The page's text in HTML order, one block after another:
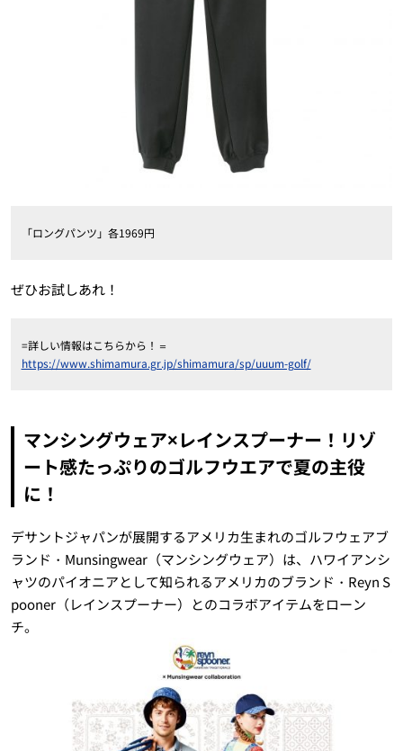
「ロングパンツ」各1969円
ぜひお試しあれ！
=詳しい情報はこちらから！＝
https://www.shimamura.gr.jp/shimamura/sp/uuum-golf/
マンシングウェア×レインスプーナー！リゾ
ート感たっぷりのゴルフウエアで夏の主役
に！
デサントジャパンが展開するアメリカ生まれのゴルフウェアブ
ランド・Munsingwear（マンシングウェア）は、ハワイアンシ
ャツのパイオニアとして知られるアメリカのブランド・Reyn S
pooner（レインスプーナー）とのコラボアイテムをローン
チ。